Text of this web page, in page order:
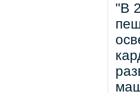
"В